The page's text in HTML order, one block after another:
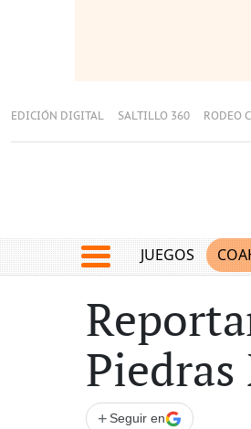
EDICIÓN DIGITAL SALTILLO 360 RODEO
JUEGOS
Piedras
+ Seguir en